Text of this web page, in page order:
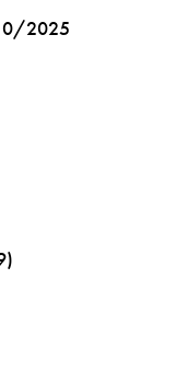
2025